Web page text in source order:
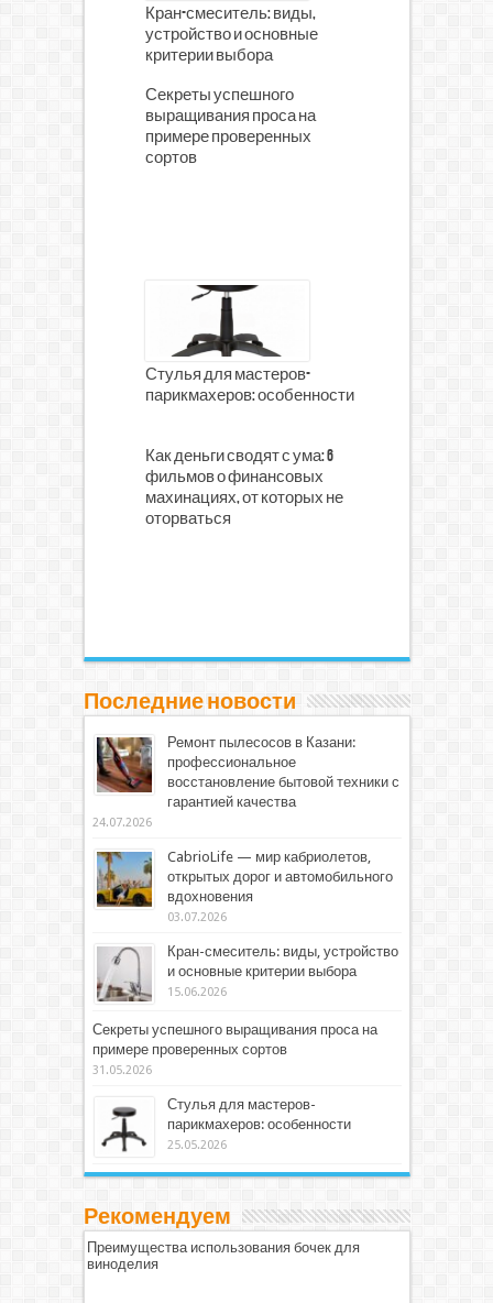
Кран-смеситель: виды,
устройство и основные
критерии выбора
Секреты успешного
выращивания проса на
примере проверенных
сортов
Стулья для мастеров-
парикмахеров: особенности
Как деньги сводят с ума: 6
фильмов о финансовых
махинациях, от которых не
оторваться
Последние новости
Ремонт пылесосов в Казани:
профессиональное
восстановление бытовой техники с
гарантией качества
24.07.2026
CabrioLife — мир кабриолетов,
открытых дорог и автомобильного
вдохновения
03.07.2026
Кран-смеситель: виды, устройство
и основные критерии выбора
15.06.2026
Секреты успешного выращивания проса на
примере проверенных сортов
31.05.2026
Стулья для мастеров-
парикмахеров: особенности
25.05.2026
Рекомендуем
Преимущества использования бочек для
виноделия